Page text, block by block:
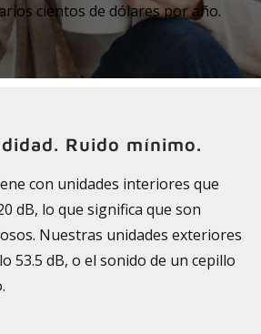
cientos de dólares por año.
Ruido mínimo.
con unidades interiores que
dB, lo que significa que son
Nuestras unidades exteriores
53.5 dB, o el sonido de un cepillo